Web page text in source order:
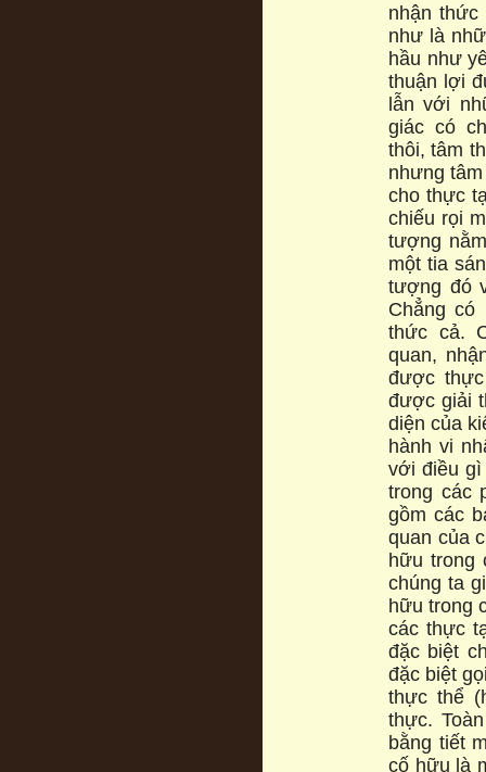
nhận
như là
hầu như
thuận lợi
lẫn với
giác có
thôi, tâm
nhưng
cho thực
chiếu rọi
tượng
một tia
tượng đó
Chẳng
thức cả.
quan,
được
được giải
diện của
hành vi
với điều gì
trong các
gồm các
quan của
hữu trong
chúng ta
hữu trong
các thực
đặc biệt
đặc biệt
thực thể
thực.
bằng tiết
cố hữu là